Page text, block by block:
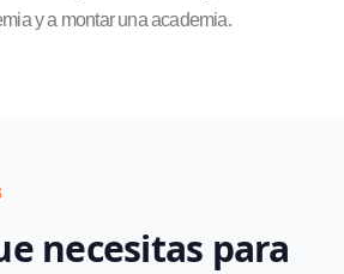
y a montar una academia.
necesitas para